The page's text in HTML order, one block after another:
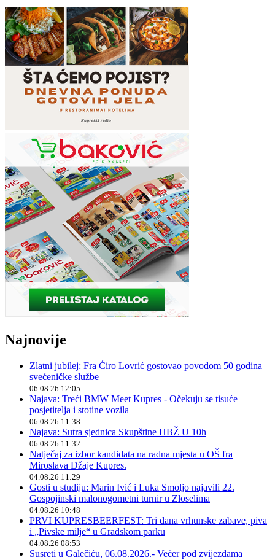
Najnovije
Zlatni jubilej: Fra Ćiro Lovrić gostovao povodom 50 godina
svećeničke službe
06.08.26 12:05
Najava: Treći BMW Meet Kupres - Očekuju se tisuće
posjetitelja i stotine vozila
06.08.26 11:38
Najava: Sutra sjednica Skupštine HBŽ U 10h
06.08.26 11:32
Natječaj za izbor kandidata na radna mjesta u OŠ fra
Miroslava Džaje Kupres.
04.08.26 11:29
Gosti u studiju: Marin Ivić i Luka Smoljo najavili 22.
Gospojinski malonogometni turnir u Zloselima
04.08.26 10:48
PRVI KUPRESBEERFEST: Tri dana vrhunske zabave, piva
i „Pivske milje“ u Gradskom parku
04.08.26 08:53
Susreti u Galečiću, 06.08.2026.- Večer pod zvijezdama